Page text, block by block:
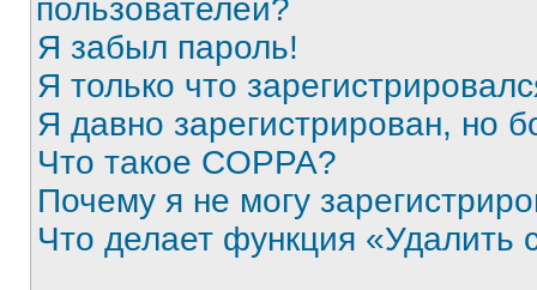
пользователей?
Я забыл пароль!
Я только что
Я давно зарегистрирован, но
Что такое COPPA?
Почему я не могу
Что делает функция «Удалить